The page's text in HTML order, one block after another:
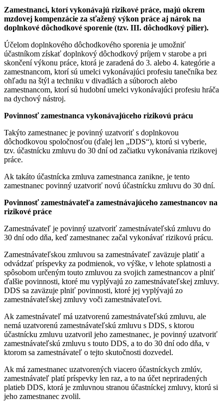
Zamestnanci, ktorí vykonávajú rizikové práce, majú okrem
mzdovej kompenzácie za sťažený výkon práce aj nárok na
doplnkové dôchodkové sporenie (tzv. III. dôchodkový pilier).
Účelom doplnkového dôchodkového sporenia je umožniť
účastníkom získať doplnkový dôchodkový príjem v starobe a pri
skončení výkonu práce, ktorá je zaradená do 3. alebo 4. kategórie a
zamestnancom, ktorí sú umelci vykonávajúci profesiu tanečníka bez
ohľadu na štýl a techniku v divadlách a súboroch alebo
zamestnancom, ktorí sú hudobní umelci vykonávajúci profesiu hráča
na dychový nástroj.
Povinnosť zamestnanca vykonávajúceho rizikovú prácu
Takýto zamestnanec je povinný uzatvoriť s doplnkovou
dôchodkovou spoločnosťou (ďalej len „DDS“), ktorú si vyberie,
tzv. účastnícku zmluvu do 30 dní od začiatku vykonávania rizikovej
práce.
Ak takáto účastnícka zmluva zamestnanca zanikne, je tento
zamestnanec povinný uzatvoriť novú účastnícku zmluvu do 30 dní.
Povinnosť zamestnávateľa zamestnávajúceho zamestnancov na
rizikové práce
Zamestnávateľ je povinný uzatvoriť zamestnávateľskú zmluvu do
30 dní odo dňa, keď zamestnanec začal vykonávať rizikovú prácu.
Zamestnávateľskou zmluvou sa zamestnávateľ zaväzuje platiť a
odvádzať príspevky za podmienok, vo výške, v lehote splatnosti a
spôsobom určeným touto zmluvou za svojich zamestnancov a plniť
ďalšie povinnosti, ktoré mu vyplývajú zo zamestnávateľskej zmluvy.
DDS sa zaväzuje plniť povinnosti, ktoré jej vyplývajú zo
zamestnávateľskej zmluvy voči zamestnávateľovi.
Ak zamestnávateľ má uzatvorenú zamestnávateľskú zmluvu, ale
nemá uzatvorenú zamestnávateľskú zmluvu s DDS, s ktorou
účastnícku zmluvu uzatvoril jeho zamestnanec, je povinný uzatvoriť
zamestnávateľskú zmluvu s touto DDS, a to do 30 dní odo dňa, v
ktorom sa zamestnávateľ o tejto skutočnosti dozvedel.
Ak má zamestnanec uzatvorených viacero účastníckych zmlúv,
zamestnávateľ platí príspevky len raz, a to na účet nepriradených
platieb DDS, ktorá je zmluvnou stranou účastníckej zmluvy, ktorú si
jeho zamestnanec zvolil.